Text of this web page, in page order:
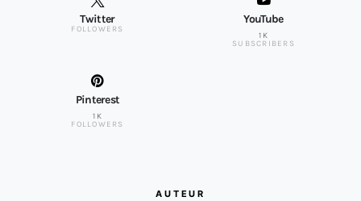
Twitter
FOLLOWERS
YouTube
1K
SUBSCRIBERS
Pinterest
1K
FOLLOWERS
AUTEUR